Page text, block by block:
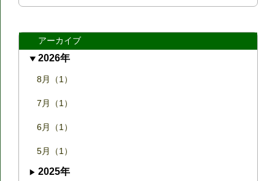
アーカイブ
2026年
8月（1）
7月（1）
6月（1）
5月（1）
2025年